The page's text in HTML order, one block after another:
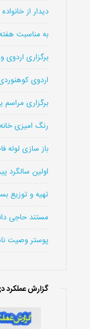
دیدار از
به مناسبت
برگزاری اردوی
اردوی
برگزاری
رنگ امیزی
باز سازی لوله
اولین سالگرد
تهیه و توزیع
مستند حاجی
پوستر وصیت
گزارش عملکرد دی